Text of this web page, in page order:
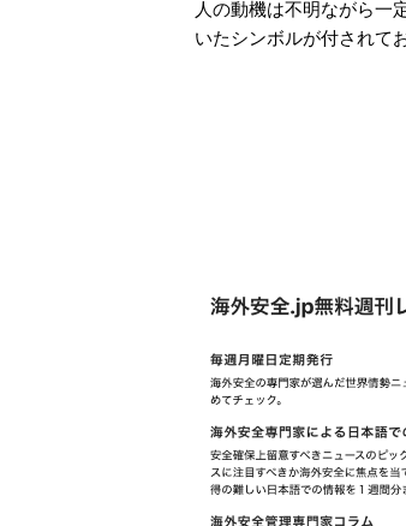
人の動機は不明ながら一
いたシンボルが付されて